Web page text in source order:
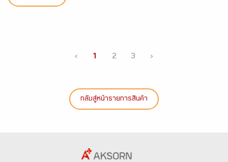
‹ 1 2 3 ›
กลับสู่หน้ารายการสินค้า